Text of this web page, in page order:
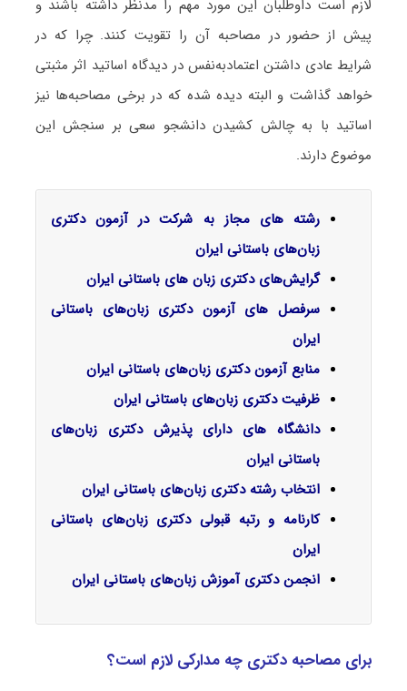
لازم است داوطلبان این مورد مهم را مدنظر داشته باشند و
پیش از حضور در مصاحبه آن را تقویت کنند. چرا که در
شرایط عادی داشتن اعتمادبه‌نفس در دیدگاه اساتید اثر مثبتی
خواهد گذاشت و البته دیده شده که در برخی مصاحبه‌ها نیز
اساتید با به چالش کشیدن دانشجو سعی بر سنجش این
موضوع دارند.
رشته های مجاز به شرکت در آزمون دکتری
زبان‌های باستانی ایران
گرایش‌های دکتری زﺑﺎن ﻫﺎی باستانی ایران
سرفصل‌ های آزمون دکتری زبان‌های باستانی
ایران
منابع آزمون دکتری زبان‌های باستانی ایران
ظرفیت دکتری زبان‌های باستانی ایران
دانشگاه های دارای پذیرش دکتری زبان‌های
باستانی ایران
انتخاب رشته دکتری زبان‌های باستانی ایران
کارنامه و رتبه قبولی دکتری زبان‌های باستانی
ایران
انجمن دکتری آموزش زبان‌های باستانی ایران
برای مصاحبه دکتری چه مدارکی لازم است؟